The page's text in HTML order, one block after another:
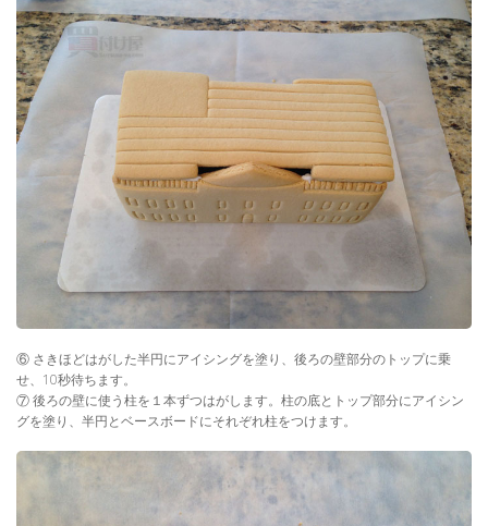
⑥ さきほどはがした半円にアイシングを塗り、後ろの壁部分のトップに乗
せ、10秒待ちます。
⑦ 後ろの壁に使う柱を１本ずつはがします。柱の底とトップ部分にアイシン
グを塗り、半円とベースボードにそれぞれ柱をつけます。